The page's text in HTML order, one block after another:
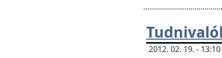
2012. 02. 19. -